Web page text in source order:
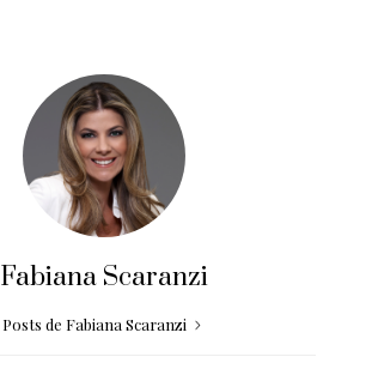
Fabiana Scaranzi
Posts de Fabiana Scaranzi